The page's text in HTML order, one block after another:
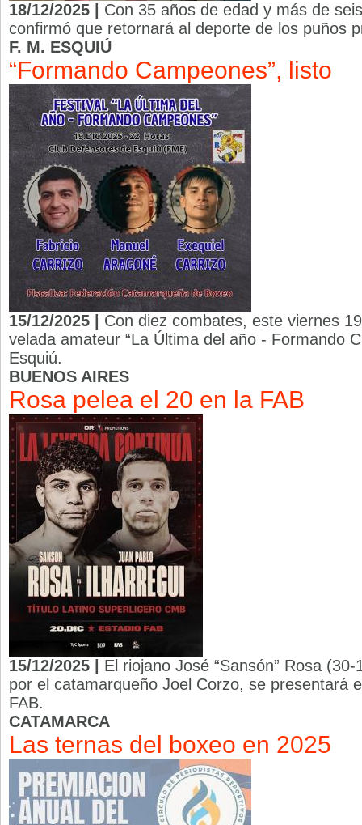
18/12/2025 | Con 35 años de edad y más de
confirmó que retornará al deporte de los puños
F. M. ESQUIÚ
“Formando Campeones”, listo
15/12/2025 | Con diez combates, este viernes
velada amateur “La Última del año - Formando
Esquiú.
BUENOS AIRES
Rosa pelea el 20 en la FAB
15/12/2025 | El riojano José “Sansón” Rosa
por el catamarqueño Joel Corzo, se presentará
FAB.
CATAMARCA
Las ternas del boxeo en 2025